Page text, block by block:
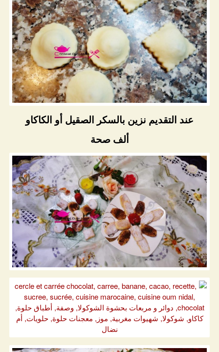
عند التقديم نزين بالسكر الصقيل أو الكاكاو
ألف صحة